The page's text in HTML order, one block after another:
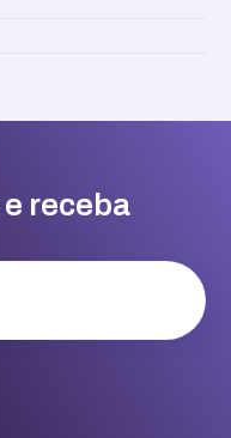
receba